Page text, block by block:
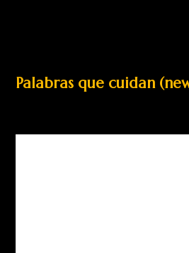
Palabras que cuidan